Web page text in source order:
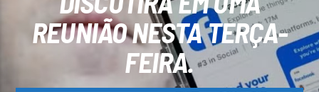
REUNIÃO NESTA TERÇA-
FEIRA.